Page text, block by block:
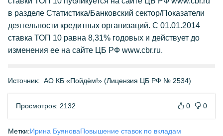
в разделе Статистика/Банковский сектор/Показатели
деятельности кредитных организаций. С 01.01.2014
ставка ТОП 10 равна 8,31% годовых и действует до
изменения ее на сайте ЦБ РФ www.cbr.ru.
Источник: АО КБ «Пойдём!» (Лицензия ЦБ РФ № 2534)
Просмотров: 2132 0 0
Метки:Ирина БуяноваПовышение ставок по вкладам